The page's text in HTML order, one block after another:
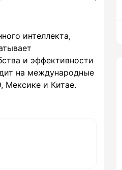
интеллекта,
и эффективности
на международные
Мексике и Китае.